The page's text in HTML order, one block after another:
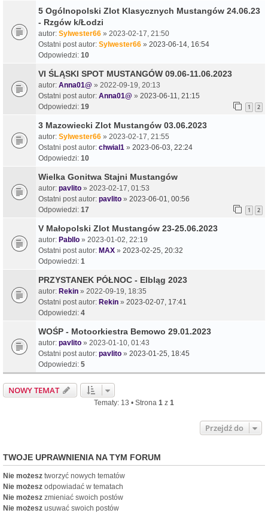
5 Ogólnopolski Zlot Klasycznych Mustangów 24.06.23
- Rzgów k/Łodzi
autor: Sylwester66 » 2023-02-17, 21:50
Ostatni post autor: Sylwester66 » 2023-06-14, 16:54
Odpowiedzi: 10
VI ŚLĄSKI SPOT MUSTANGÓW 09.06-11.06.2023
autor: Anna01@ » 2022-09-19, 20:13
Ostatni post autor: Anna01@ » 2023-06-11, 21:15
Odpowiedzi: 19 1 2
3 Mazowiecki Zlot Mustangów 03.06.2023
autor: Sylwester66 » 2023-02-17, 21:55
Ostatni post autor: chwial1 » 2023-06-03, 22:24
Odpowiedzi: 10
Wielka Gonitwa Stajni Mustangów
autor: pavlito » 2023-02-17, 01:53
Ostatni post autor: pavlito » 2023-06-01, 00:56
Odpowiedzi: 17 1 2
V Małopolski Zlot Mustangów 23-25.06.2023
autor: Pabllo » 2023-01-02, 22:19
Ostatni post autor: MAX » 2023-02-25, 20:32
Odpowiedzi: 1
PRZYSTANEK PÓŁNOC - Elbląg 2023
autor: Rekin » 2022-09-19, 18:35
Ostatni post autor: Rekin » 2023-02-07, 17:41
Odpowiedzi: 4
WOŚP - Motoorkiestra Bemowo 29.01.2023
autor: pavlito » 2023-01-10, 01:43
Ostatni post autor: pavlito » 2023-01-25, 18:45
Odpowiedzi: 5
NOWY TEMAT
Tematy: 13 • Strona 1 z 1
Przejdź do
TWOJE UPRAWNIENIA NA TYM FORUM
Nie możesz tworzyć nowych tematów
Nie możesz odpowiadać w tematach
Nie możesz zmieniać swoich postów
Nie możesz usuwać swoich postów